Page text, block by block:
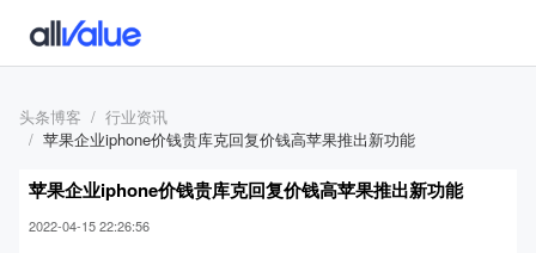
头条博客
行业资讯
苹果企业iphone价钱贵库克回复价钱高苹果推出新功能
苹果企业iphone价钱贵库克回复价钱高苹果推出新功能
2022-04-15 22:26:56